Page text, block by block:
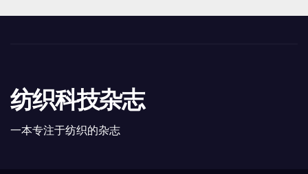
纺织科技杂志
一本专注于纺织的杂志